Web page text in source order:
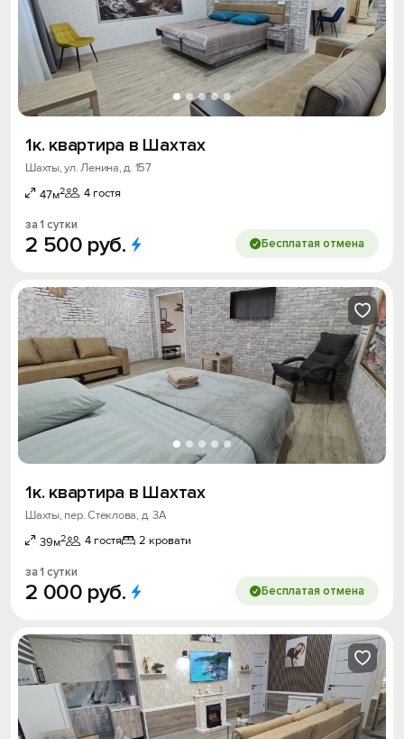
1к. квартира в Шахтах
Шахты, ул. Ленина, д. 157
47м2 4 гостя
за 1 сутки
2 500 руб. Бесплатая отмена
1к. квартира в Шахтах
Шахты, пер. Стеклова, д. 3А
39м2 4 гостя 2 кровати
за 1 сутки
2 000 руб. Бесплатая отмена